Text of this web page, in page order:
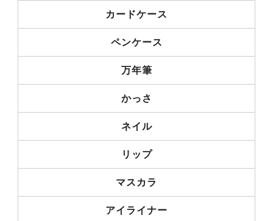
カードケース
ペンケース
万年筆
かっさ
ネイル
リップ
マスカラ
アイライナー